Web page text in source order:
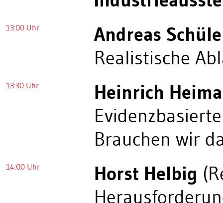
13:00 Uhr
Andreas
Realistische
13:30 Uhr
Heinrich
Brauchen wir
14:00 Uhr Horst Helbig